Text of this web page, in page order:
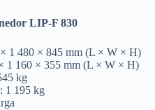
LIP-F 830
1 480 × 845 mm (L × W × H)
1 160 × 355 mm (L × W × H)
kg
1 195 kg